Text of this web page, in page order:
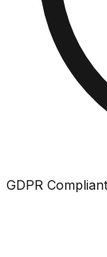
GDPR Compliant